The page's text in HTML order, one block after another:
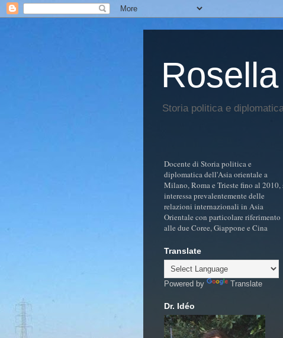
Storia politica e
Docente di Storia politica e
diplomatica dell'Asia orientale a
Milano, Roma e Trieste fino al 2010,
interessa prevalentemente delle
relazioni internazionali in Asia
Orientale con particolare riferimento
alle due Coree, Giappone e Cina
Translate
Powered by Translate
Dr. Idéo